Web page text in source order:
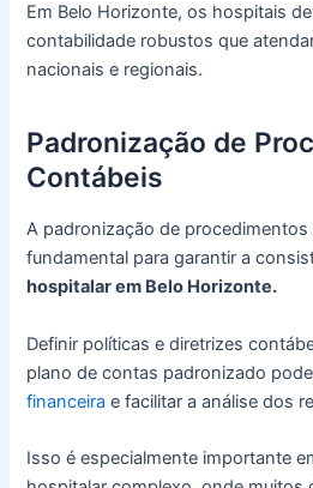
Em Belo Horizonte, os hospitais
contabilidade robustos que
nacionais e regionais.
Padronização de
Contábeis
A padronização de
fundamental para garantir a
hospitalar em Belo Horizonte.
Definir políticas e diretrizes
plano de contas padronizado
financeirae facilitar a análise dos
Isso é especialmente importante